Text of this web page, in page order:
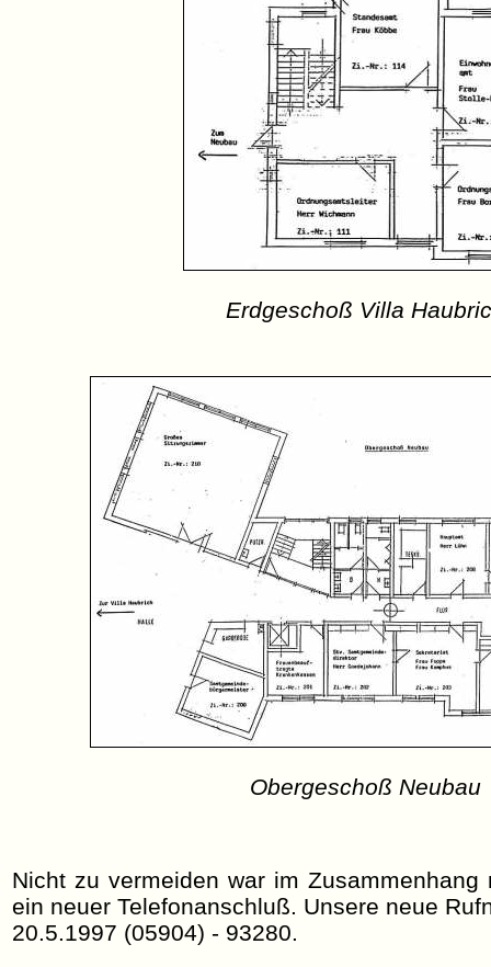
Erdgeschoß Villa
Obergeschoß Neubau
Nicht zu vermeiden war im
ein neuer Telefonanschluß. Unsere neue
20.5.1997 (05904) - 93280.